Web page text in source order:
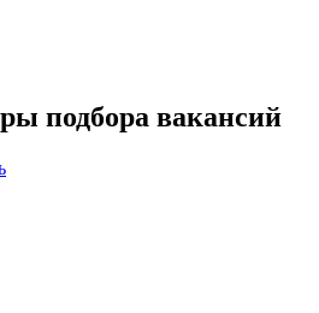
подбора вакансий